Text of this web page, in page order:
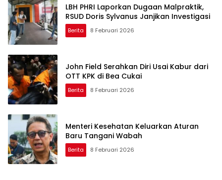
LBH PHRI Laporkan Dugaan Malpraktik,
RSUD Doris Sylvanus Janjikan Investigasi
Berita 8 Februari 2026
John Field Serahkan Diri Usai Kabur dari
OTT KPK di Bea Cukai
Berita 8 Februari 2026
Menteri Kesehatan Keluarkan Aturan
Baru Tangani Wabah
Berita 8 Februari 2026